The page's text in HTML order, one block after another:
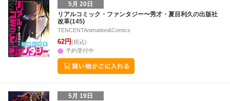
5月 20日
リアルコミック・ファンタジー〜秀才・夏目利久の出版社
改革(145)
TENCENTAnimation&Comics
62円(税込)
予約受付中
5月 19日